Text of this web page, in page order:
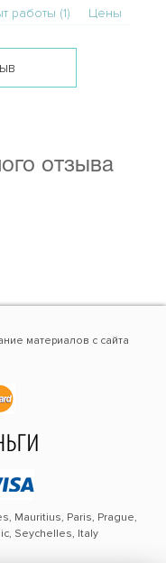
работы (1) Цены
отзыва
материалов с сайта
Mauritius, Paris, Prague,
Seychelles, Italy